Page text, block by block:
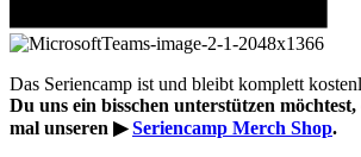
Das Seriencamp ist und bleibt komplett
Du uns ein bisschen unterstützen
mal unseren ▶Seriencamp Merch Shop.